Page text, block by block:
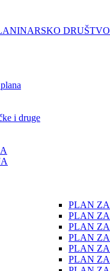
i druge
PLAN ZA
PLAN ZA
PLAN ZA
PLAN ZA
PLAN ZA
PLAN ZA